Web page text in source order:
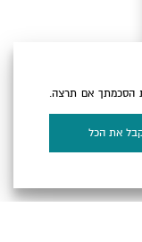
הסכמתך אם תרצה.
את הכל